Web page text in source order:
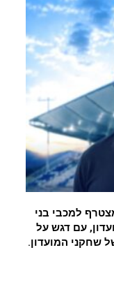
למכבי בני
עם דגש על
שחקני המועדון.